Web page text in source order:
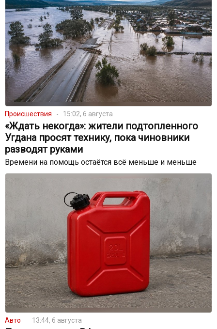
Происшествия 15:02, 6 августа
«Ждать некогда»: жители подтопленного
Угдана просят технику, пока чиновники
разводят руками
Времени на помощь остаётся всё меньше и меньше
Авто 13:44, 6 августа